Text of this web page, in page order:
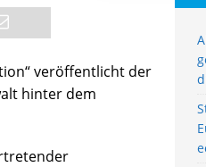
veröffentlicht der
hinter dem